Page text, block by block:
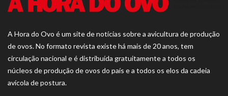
A Hora do Ovo é um site de notícias sobre a avicultura de produção
de ovos. No formato revista existe há mais de 20 anos, tem
circulação nacional e é distribuída gratuitamente a todos os
núcleos de produção de ovos do país e a todos os elos da cadeia
avícola de postura.